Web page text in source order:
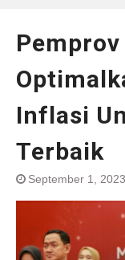
Inflasi
Terbaik
September 1, 2023